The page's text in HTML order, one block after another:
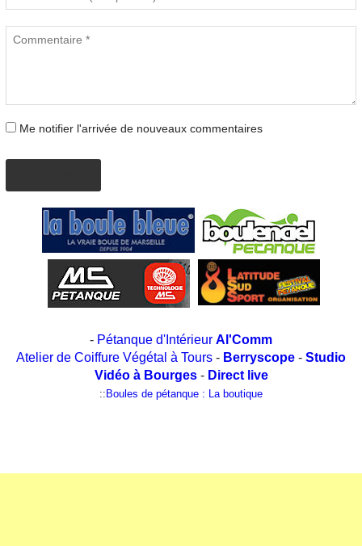
Me notifier l'arrivée de nouveaux commentaires
- Pétanque d'Intérieur Al'Comm
Atelier de Coiffure Végétal à Tours - Berryscope - Studio
Vidéo à Bourges- Direct live
:: Boules de pétanque : La boutique